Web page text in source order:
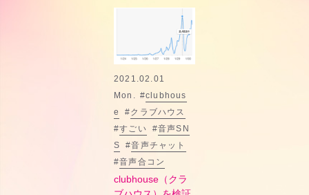
2021.02.01
Mon.
#clubhous
e
#クラブハウス
#すごい #音声SN
S
#音声チャット
#音声合コン
clubhouse（クラ